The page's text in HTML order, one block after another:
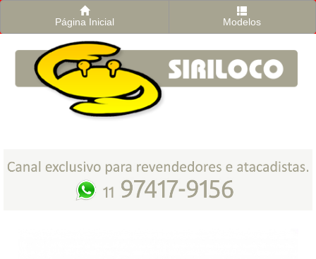
Página Inicial Modelos